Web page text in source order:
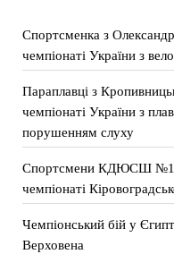
Спортсменка з
чемпіонаті України з
Параплавці з
чемпіонаті України з
порушенням слуху
Спортсмени КДЮСШ №1
чемпіонаті
Чемпіонський бій у
Верховена